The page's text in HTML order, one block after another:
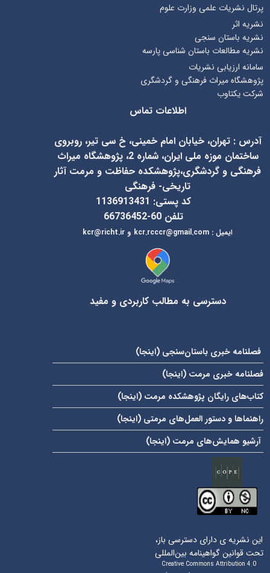
پرتال نشریات علمی وزارت علوم
نشریه اثر
نشریه باستان سنجی
نشریه مطالعات باستان شناسی پارسه
سامانه ارزیابی نشریات
پژوهشگاه میراث فرهنگی و گردشگری
شرکت یکتاوب
اطلاعات تماس
آدرس : تهران، خیابان امام خمینی، خ سی تیر، روبروی
ساختمان موزه ملی ایران، شماره 2، پژوهشگاه میراث
فرهنگی و گردشگری،پژوهشکده حفاظت و مرمت آثار
تاریخی- فرهنگی
کد پستی: 1136913431
تلفن 60-66736452
ایمیل:
kcr@richt.ir و kcr.rcccr@gmail.com
دسترسی به مطالب کاربردی و مفید
فصلنامه خبری باستان‌سنجی ( اینجا)
فصلنامه خبری مرمت ( اینجا)
کتاب‌های رایگان پژوهشکده مرمت ( اینجا)
راهنماها و دستور العمل‌های مرمتی ( اینجا)
آرشیو همایش‌های مرمت ( اینجا)
این نشریه ی دارای دسترسی باز،
تحت قوانین گواهینامه بین‌المللی
Creative Commons Attribution 4.0